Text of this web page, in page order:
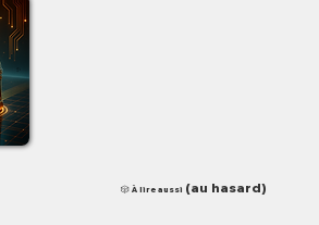
🎲 À lire aussi (au hasard)